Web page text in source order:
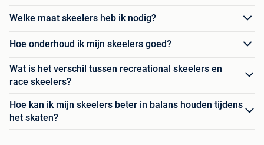
Welke maat skeelers heb ik nodig?
Hoe onderhoud ik mijn skeelers goed?
Wat is het verschil tussen recreational skeelers en
race skeelers?
Hoe kan ik mijn skeelers beter in balans houden tijdens
het skaten?